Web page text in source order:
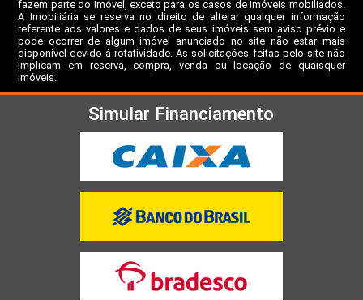
fazem parte do imóvel, exceto para os casos de imóveis mobiliados.
A Imobiliária se reserva no direito de alterar qualquer informação
referente aos valores e dados de seus imóveis sem aviso prévio e
pode ocorrer de algum imóvel anunciado no site não estar mais
disponível devido à rotatividade. As solicitações feitas pelo site não
implicam em reserva, compra, venda ou locação de quaisquer
imóveis.
Simular Financiamento